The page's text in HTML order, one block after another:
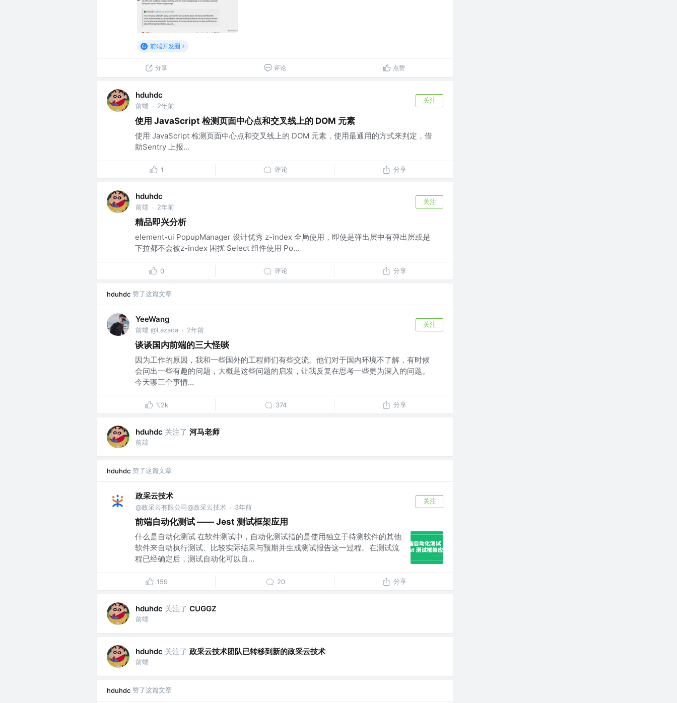
前端开发圈
分享 评论 点赞
hduhdc
前端 · 2年前
关注
使用 JavaScript 检测页面中心点和交叉线上的 DOM 元素
使用 JavaScript 检测页面中心点和交叉线上的 DOM 元素，使用最通用的方式来判定，借
助Sentry 上报...
1 评论 分享
hduhdc
前端 · 2年前
关注
精品即兴分析
element-ui PopupManager 设计优秀 z-index 全局使用，即使是弹出层中有弹出层或是
下拉都不会被z-index 困扰 Select 组件使用 Po...
0 评论 分享
hduhdc 赞了这篇文章
YeeWang
前端 @Lazada · 2年前
关注
谈谈国内前端的三大怪啖
因为工作的原因，我和一些国外的工程师们有些交流。他们对于国内环境不了解，有时候
会问出一些有趣的问题，大概是这些问题的启发，让我反复在思考一些更为深入的问题。
今天聊三个事情...
1.2k 374 分享
hduhdc 关注了 河马老师
前端
hduhdc 赞了这篇文章
政采云技术
@政采云有限公司@政采云技术 · 3年前
关注
前端自动化测试 —— Jest 测试框架应用
什么是自动化测试 在软件测试中，自动化测试指的是使用独立于待测软件的其他
软件来自动执行测试、比较实际结果与预期并生成测试报告这一过程。在测试流
程已经确定后，测试自动化可以自...
159 20 分享
hduhdc 关注了 CUGGZ
前端
hduhdc 关注了 政采云技术团队已转移到新的政采云技术
前端
hduhdc 赞了这篇文章